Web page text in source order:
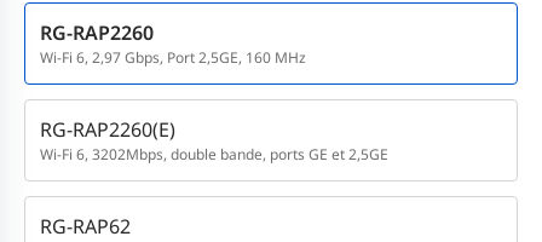
RG-RAP2260
Wi-Fi 6, 2,97 Gbps, Port 2,5GE, 160 MHz
RG-RAP2260(E)
Wi-Fi 6, 3202Mbps, double bande, ports GE et 2,5GE
RG-RAP62